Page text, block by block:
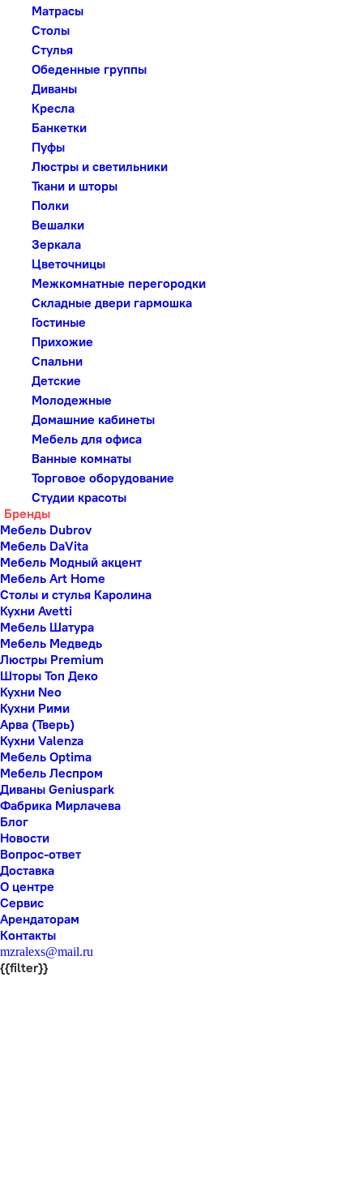
Матрасы
Столы
Стулья
Обеденные группы
Диваны
Кресла
Банкетки
Пуфы
Люстры и светильники
Ткани и шторы
Полки
Вешалки
Зеркала
Цветочницы
Межкомнатные перегородки
Складные двери гармошка
Гостиные
Прихожие
Спальни
Детские
Молодежные
Домашние кабинеты
Мебель для офиса
Ванные комнаты
Торговое оборудование
Студии красоты
Бренды
Мебель Dubrov
Мебель DaVita
Мебель Модный акцент
Мебель Art Home
Столы и стулья Каролина
Кухни Avetti
Мебель Шатура
Мебель Медведь
Люстры Premium
Шторы Топ Деко
Кухни Neo
Кухни Рими
Арва (Тверь)
Кухни Valenza
Мебель Optima
Мебель Леспром
Диваны Geniuspark
Фабрика Мирлачева
Блог
Новости
Вопрос-ответ
Доставка
О центре
Сервис
Арендаторам
Контакты
mzralexs@mail.ru
{{filter}}